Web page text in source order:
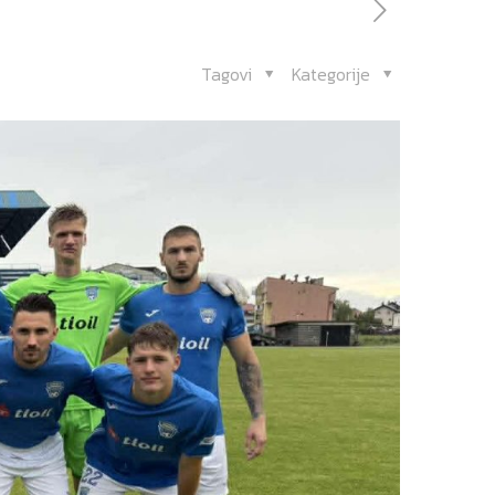
Kategorije
Tagovi